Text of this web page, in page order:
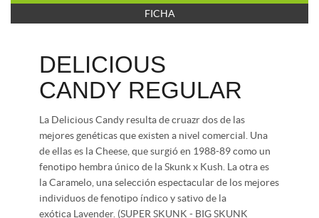
FICHA
DELICIOUS
CANDY REGULAR
La Delicious Candy resulta de cruazr dos de las
mejores genéticas que existen a nivel comercial. Una
de ellas es la Cheese, que surgió en 1988-89 como un
fenotipo hembra único de la Skunk x Kush. La otra es
la Caramelo, una selección espectacular de los mejores
individuos de fenotipo índico y sativo de la
exótica Lavender. (SUPER SKUNK - BIG SKUNK